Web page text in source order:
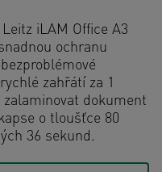
iLAM Office A3
ochranu
zahřátí za 1
dokument
o tloušťce 80
36 sekund.